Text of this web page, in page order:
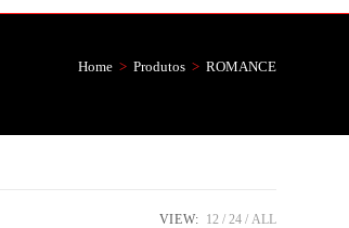
Home > Produtos > ROMANCE
VIEW: 12 24 ALL